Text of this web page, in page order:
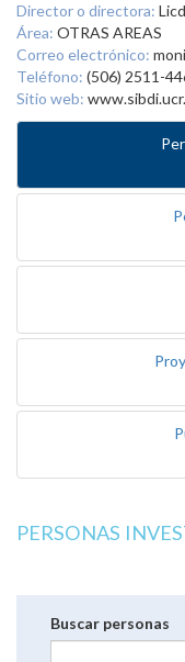
Director o directora:
Área: OTRAS AREAS
Correo electrónico:
Teléfono: (506) 2511-
Sitio web:
PERSONAS
Buscar personas